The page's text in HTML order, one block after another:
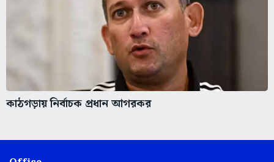
কাঠগড়ায় নির্বাচক প্রধান আগরকর